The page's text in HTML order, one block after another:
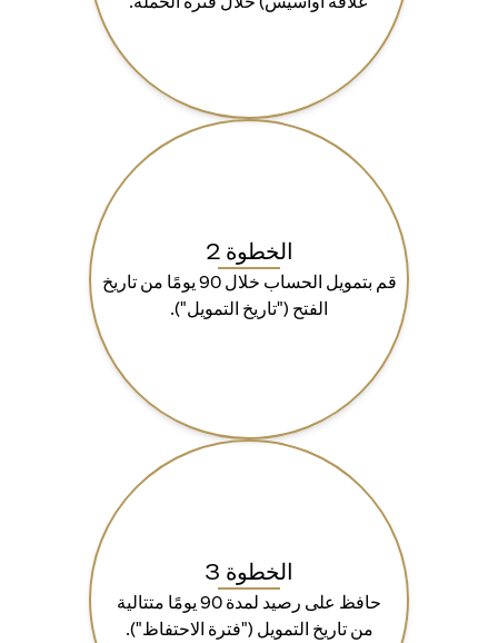
الخطوة 2
قم بتمويل الحساب خلال 90 يومًا من تاريخ
الفتح ("تاريخ التمويل").
الخطوة 3
حافظ على رصيد لمدة 90 يومًا متتالية
من تاريخ التمويل ("فترة الاحتفاظ").